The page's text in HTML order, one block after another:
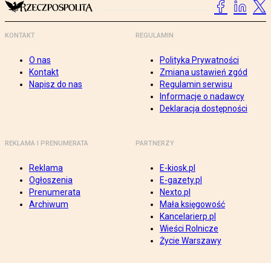
KONTAKT
O nas
Kontakt
Napisz do nas
REGULAMIN
Polityka Prywatności
Zmiana ustawień zgód
Regulamin serwisu
Informacje o nadawcy
Deklaracja dostępności
REKLAMA I PRENUMERATA
Reklama
Ogłoszenia
Prenumerata
Archiwum
PARTNERZY
E-kiosk.pl
E-gazety.pl
Nexto.pl
Mała księgowość
Kancelarierp.pl
Wieści Rolnicze
Życie Warszawy